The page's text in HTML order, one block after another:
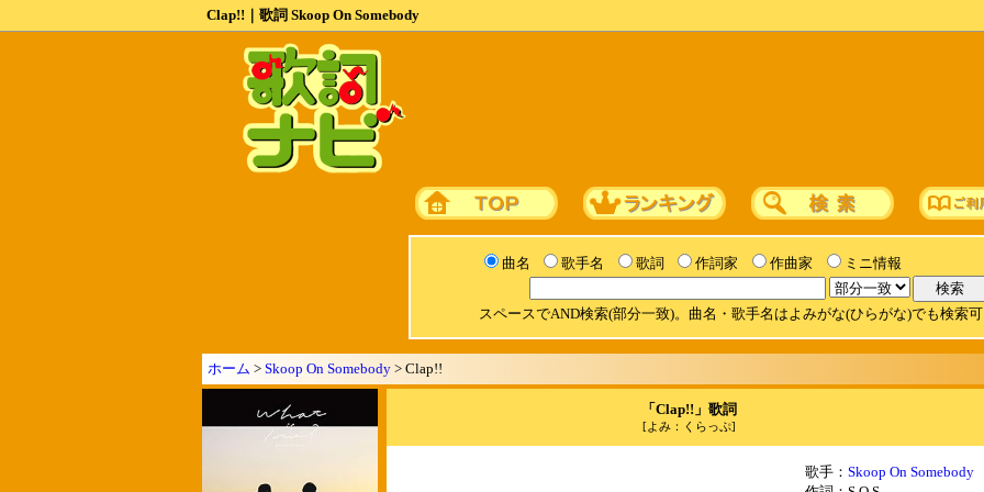
Clap!!｜歌詞 Skoop On Somebody
曲名 歌手名 歌詞 作詞家 作曲家 ミニ情報
スペースでAND検索(部分一致)。曲名・歌手名はよみがな(ひらがな)でも検索
ホーム > Skoop On Somebody > Clap!!
「Clap!!」歌詞
[よみ：くらっぷ]
歌手： Skoop On Somebody